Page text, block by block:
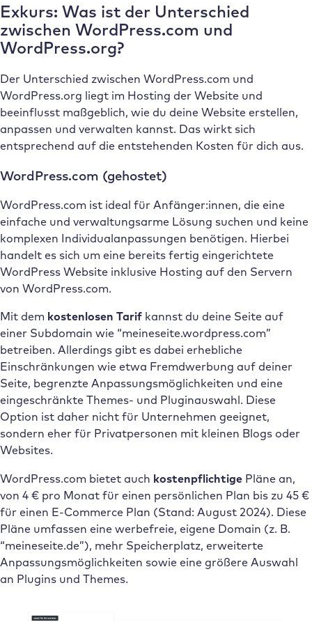
Exkurs: Was ist der Unterschied
zwischen WordPress.com und
WordPress.org?
Der Unterschied zwischen WordPress.com und
WordPress.org liegt im Hosting der Website und
beeinflusst maßgeblich, wie du deine Website erstellen,
anpassen und verwalten kannst. Das wirkt sich
entsprechend auf die entstehenden Kosten für dich aus.
WordPress.com (gehostet)
WordPress.com ist ideal für Anfänger:innen, die eine
einfache und verwaltungsarme Lösung suchen und keine
komplexen Individualanpassungen benötigen. Hierbei
handelt es sich um eine bereits fertig eingerichtete
WordPress Website inklusive Hosting auf den Servern
von WordPress.com.
Mit dem kostenlosen Tarif kannst du deine Seite auf
einer Subdomain wie “meineseite.wordpress.com”
betreiben. Allerdings gibt es dabei erhebliche
Einschränkungen wie etwa Fremdwerbung auf deiner
Seite, begrenzte Anpassungsmöglichkeiten und eine
eingeschränkte Themes- und Pluginauswahl. Diese
Option ist daher nicht für Unternehmen geeignet,
sondern eher für Privatpersonen mit kleinen Blogs oder
Websites.
WordPress.com bietet auch kostenpflichtige Pläne an,
von 4 € pro Monat für einen persönlichen Plan bis zu 45 €
für einen E-Commerce Plan (Stand: August 2024). Diese
Pläne umfassen eine werbefreie, eigene Domain (z. B.
“meineseite.de”), mehr Speicherplatz, erweiterte
Anpassungsmöglichkeiten sowie eine größere Auswahl
an Plugins und Themes.